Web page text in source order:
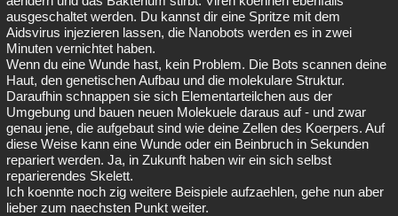
ausgeschaltet werden. Du kannst dir eine Spritze mit dem
Aidsvirus injezieren lassen, die Nanobots werden es in zwei
Minuten vernichtet haben.
Wenn du eine Wunde hast, kein Problem. Die Bots scannen deine
Haut, den genetischen Aufbau und die molekulare Struktur.
Daraufhin schnappen sie sich Elementarteilchen aus der
Umgebung und bauen neuen Molekuele daraus auf - und zwar
genau jene, die aufgebaut sind wie deine Zellen des Koerpers. Auf
diese Weise kann eine Wunde oder ein Beinbruch in Sekunden
repariert werden. Ja, in Zukunft haben wir ein sich selbst
reparierendes Skelett.
Ich koennte noch zig weitere Beispiele aufzaehlen, gehe nun aber
lieber zum naechsten Punkt weiter.